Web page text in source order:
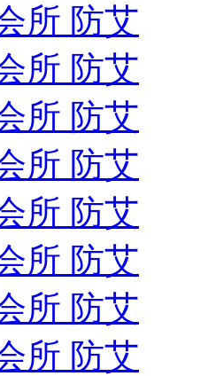
所 防艾
所 防艾
所 防艾
所 防艾
所 防艾
所 防艾
所 防艾
所 防艾